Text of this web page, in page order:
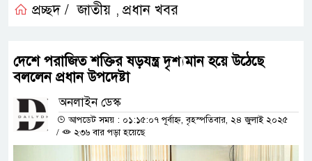
প্রচ্ছদ / জাতীয় , প্রধান খবর
দেশে পরাজিত শক্তির ষড়যন্ত্র দৃশ্যমান হয়ে উঠেছে
বললেন প্রধান উপদেষ্টা
অনলাইন ডেস্ক
আপডেট সময় : ০১:১৫:০৭ পূর্বাহ্ন, বৃহস্পতিবার, ২৪ জুলাই ২০২৫
/
২৩৬ বার পড়া হয়েছে